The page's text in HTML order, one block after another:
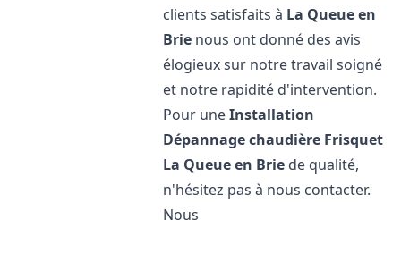
clients satisfaits à La Queue en
Brie nous ont donné des avis
élogieux sur notre travail soigné
et notre rapidité d'intervention.
Pour uneInstallation
Dépannage chaudière Frisquet
La Queue en Brie de qualité,
n'hésitez pas à nous contacter.
Nous